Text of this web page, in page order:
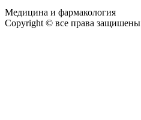
Медицина и фармакология
Copyright © все права защишены